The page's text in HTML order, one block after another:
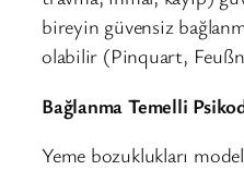
bireyin güvensiz
olabilir (Pinquart,
Bağlanma Temelli
Yeme bozuklukları